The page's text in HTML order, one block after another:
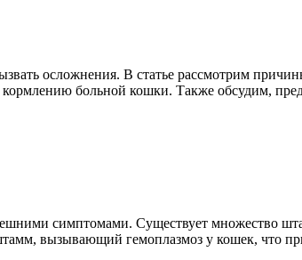
осложнения. В статье рассмотрим
больной кошки. Также обсудим,
симптомами. Существует множество
вызывающий гемоплазмоз у кошек, что